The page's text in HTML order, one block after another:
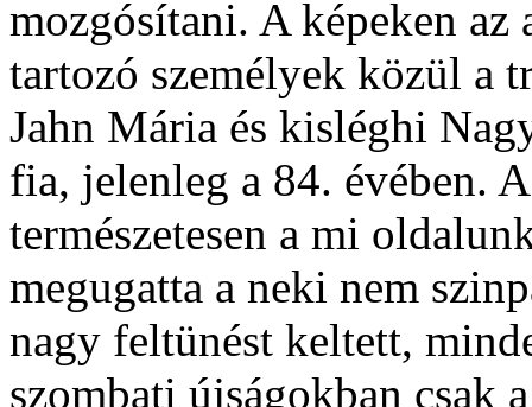
mozgósítani. A képeken
tartozó személyek közül a
Jahn Mária és kisléghi
fia, jelenleg a 84. évében.
természetesen a mi
megugatta a neki nem
nagy feltünést keltett,
szombati újságokban csak